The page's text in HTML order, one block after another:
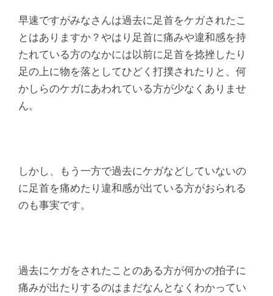
な
ら
ヤ
マ
タ
整
院
早速ですがみなさんは過去に足首をケガされたこ
とはありますか？やはり足首に痛みや違和感を持
たれている方のなかには以前に足首を捻挫したり
足の上に物を落としてひどく打撲されたりと、何
かしらのケガにあわれている方が少なくありませ
ん。
しかし、もう一方で過去にケガなどしていないの
に足首を痛めたり違和感が出ている方がおられる
のも事実です。
過去にケガをされたことのある方が何かの拍子に
痛みが出たりするのはまだなんとなくわかってい